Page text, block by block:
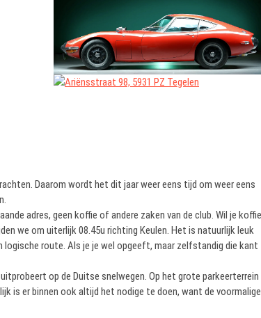
Daarom wordt het dit jaar weer eens tijd om weer eens
adres, geen koffie of andere zaken van de club. Wil je koffie
we om uiterlijk 08.45u richting Keulen. Het is natuurlijk leuk
logische route. Als je je wel opgeeft, maar zelfstandig die kant
op de Duitse snelwegen. Op het grote parkeerterrein
is er binnen ook altijd het nodige te doen, want de voormalige